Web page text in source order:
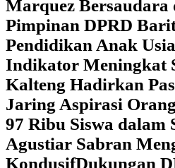
Marquez Bersaudara
Pimpinan DPRD
Pendidikan Anak
Indikator Meningkat
Kalteng Hadirkan
Jaring Aspirasi
97 Ribu Siswa
Agustiar Sabran
KondusifDukungan